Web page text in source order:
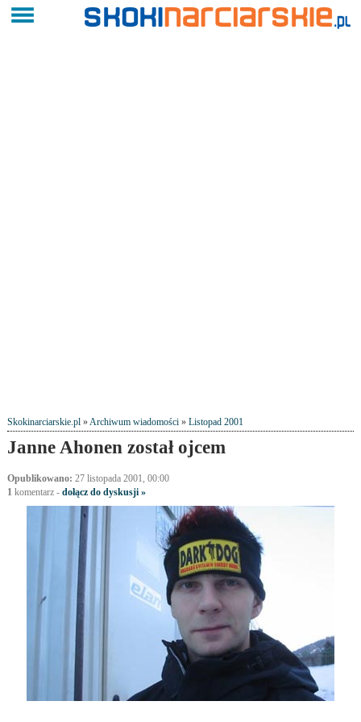
Skokinarciarskie.pl»Archiwum wiadomości» Listopad 2001
Janne Ahonen został ojcem
Opublikowano: 27 listopada 2001, 00:00
1komentarz- dołącz do dyskusji »